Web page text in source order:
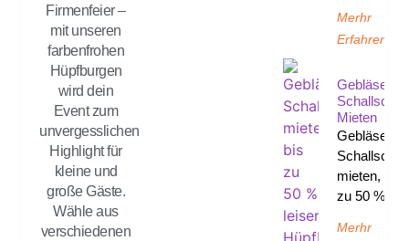
Firmenfeier –
mit unseren
farbenfrohen
Hüpfburgen
wird dein
Event zum
unvergesslichen
Highlight für
kleine und
große Gäste.
Wähle aus
verschiedenen
Merhr
Erfahren
Gebläse
Mieten
Gebläse
mieten, bis
zu 50 %
Merhr